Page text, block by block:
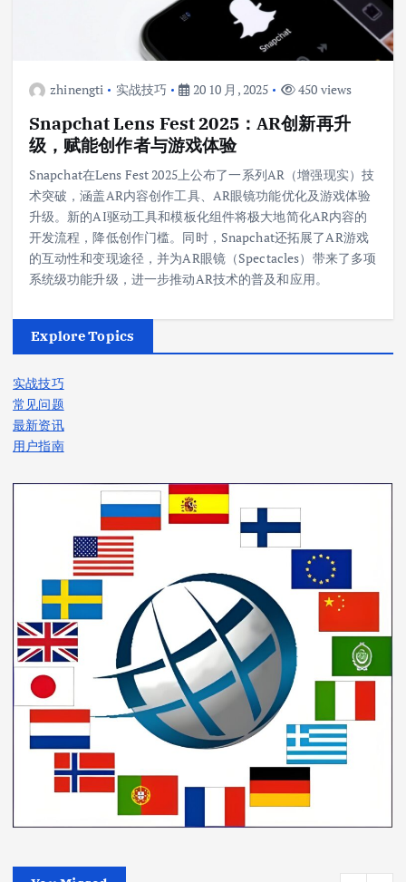
zhinengti 实战技巧 20 10 月, 2025 450 views
Snapchat Lens Fest 2025：AR创新再升
级，赋能创作者与游戏体验
Snapchat在Lens Fest 2025上公布了一系列AR（增强现实）技
术突破，涵盖AR内容创作工具、AR眼镜功能优化及游戏体验
升级。新的AI驱动工具和模板化组件将极大地简化AR内容的
开发流程，降低创作门槛。同时，Snapchat还拓展了AR游戏
的互动性和变现途径，并为AR眼镜（Spectacles）带来了多项
系统级功能升级，进一步推动AR技术的普及和应用。
Explore Topics
实战技巧
常见问题
最新资讯
用户指南